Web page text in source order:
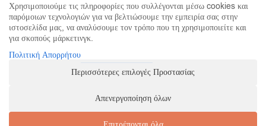
2130411750
info@theproteinhouse.gr
ΕΓΓΡΑΦΕΙΤΕ ΣΤΟ NEWSLETTER
ΕΓΓΡΑΦΗ
Χρησιμοποιούμε τις πληροφορίες που συλλέγονται μέσω cookies και
παρόμοιων τεχνολογιών για να βελτιώσουμε την εμπειρία σας στην
ιστοσελίδα μας, να αναλύσουμε τον τρόπο που τη χρησιμοποιείτε και
για σκοπούς μάρκετινγκ.
Πολιτική Απορρήτου
Περισσότερες επιλογές Προστασίας
Απενεργοποίηση όλων